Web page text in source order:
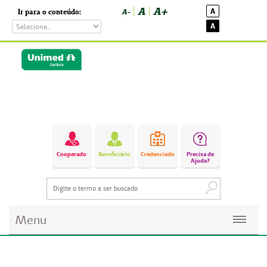
Ir para o conteúdo: A- A A+
A
A
Cooperado Beneficiário Credenciado
Precisa de
Ajuda?
Menu